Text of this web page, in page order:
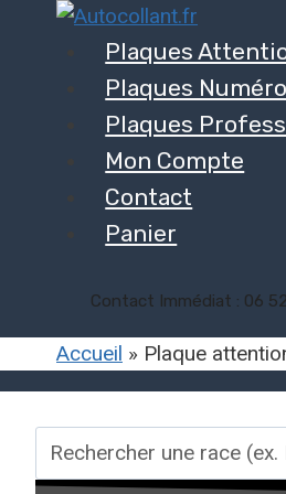
Plaques
Plaques
Plaques
Mon Compte
Contact
Panier
Contact Immédiat : 06
Accueil » Plaque
Rechercher